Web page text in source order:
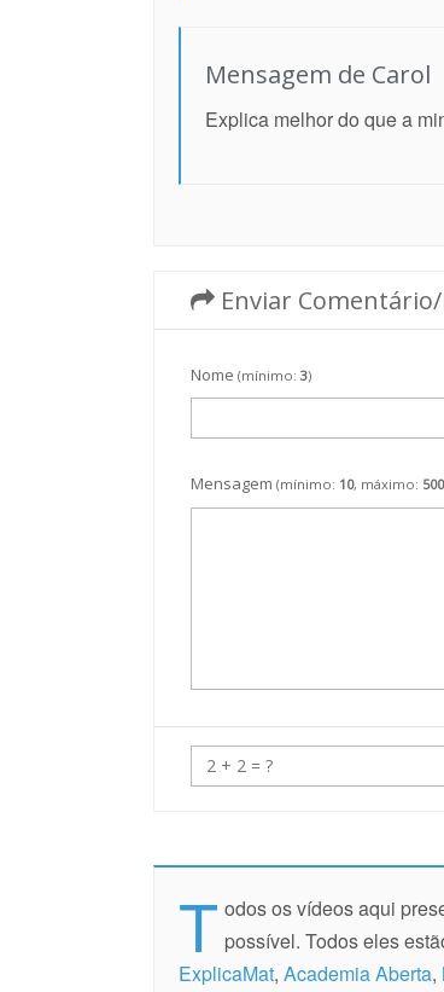
Mensagem de Carol
Explica melhor do que a
Enviar
Nome (mínimo: 3)
Mensagem (mínimo: 10, máximo: 500
T odos os vídeos aqui
possível. Todos eles
ExplicaMat, Academia Aberta,